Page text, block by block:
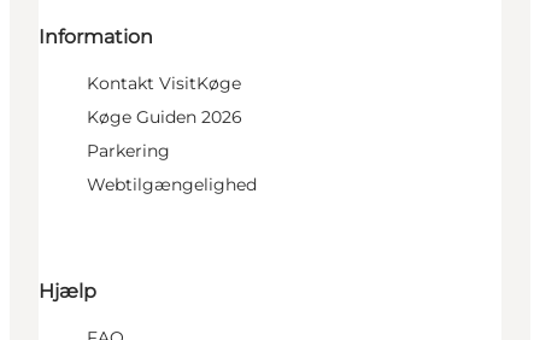
Information
Kontakt VisitKøge
Køge Guiden 2026
Parkering
Webtilgængelighed
Hjælp